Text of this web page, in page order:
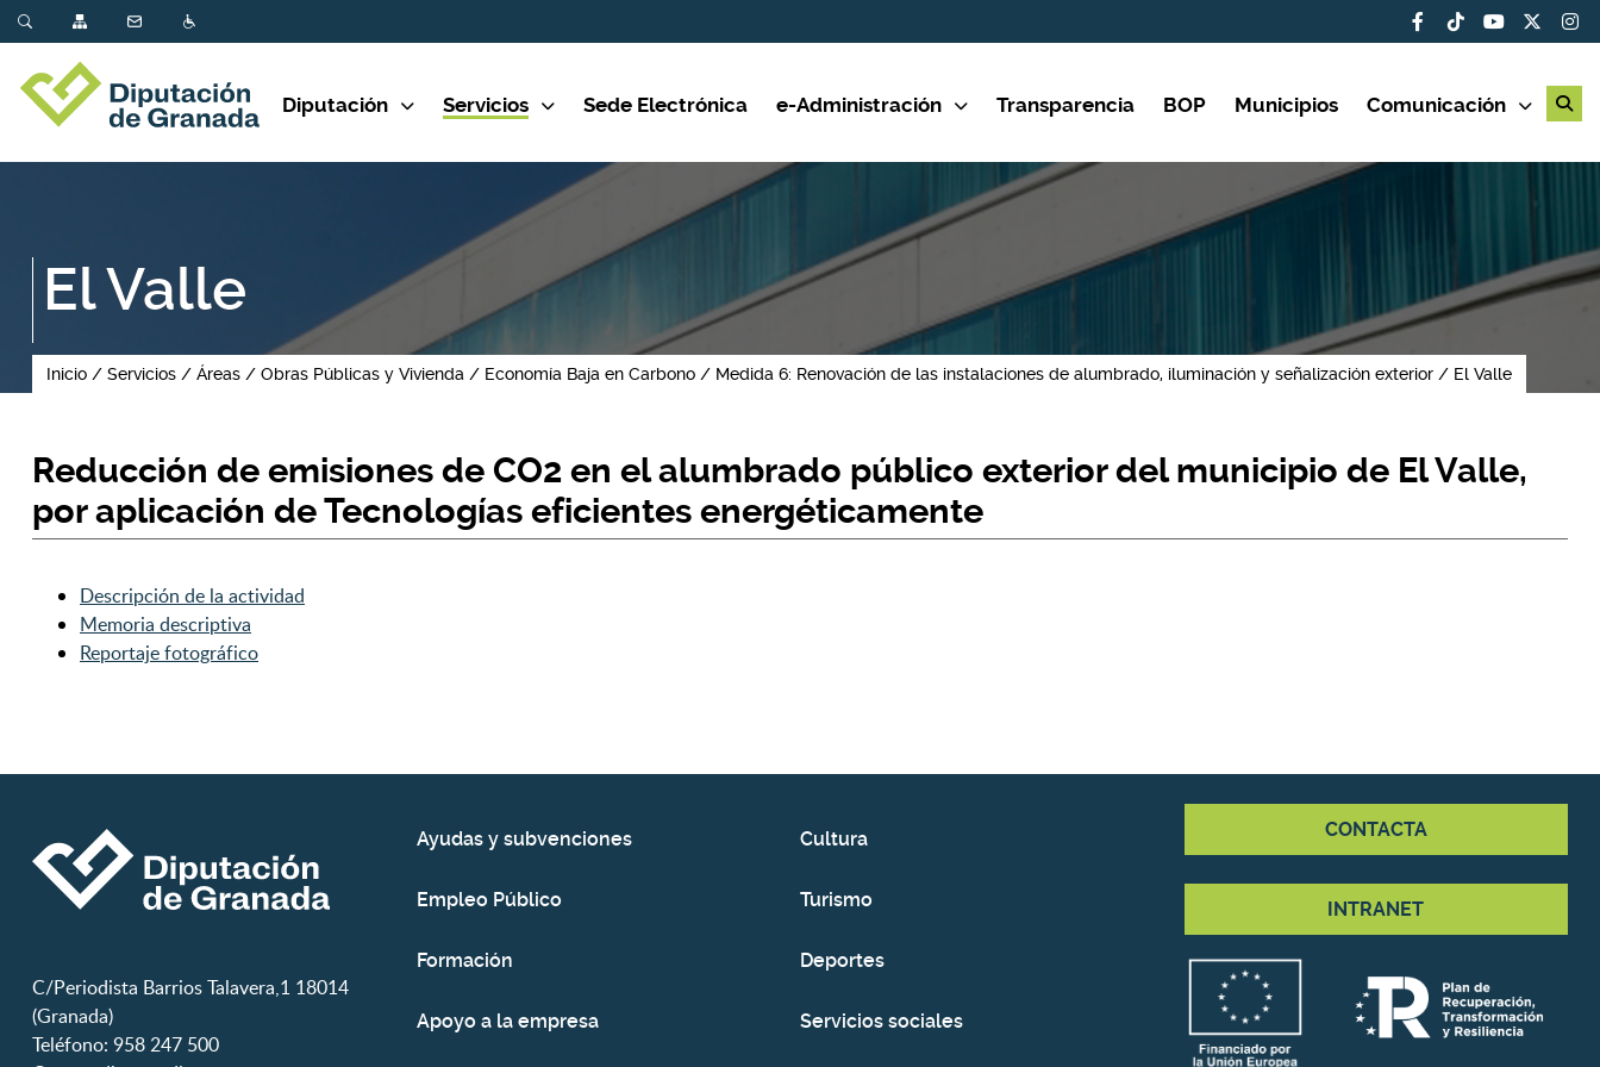
Diputación Servicios Sede Electrónica e-Administración Transparencia BOP Municipios Comunicación
El Valle
Inicio Servicios Áreas Obras Públicas y Vivienda Economía Baja en Carbono Medida 6: Renovación de las instalaciones de alumbrado, iluminación y señalización exterior El Valle
Reducción de emisiones de CO2 en el alumbrado público exterior del municipio de El Valle,
por aplicación de Tecnologías eficientes energéticamente
Descripción de la actividad
Memoria descriptiva
Reportaje fotográfico
C/Periodista Barrios Talavera,1 18014
(Granada)
Teléfono: 958 247 500
Ayudas y subvenciones
Empleo Público
Formación
Apoyo a la empresa
Cultura
Turismo
Deportes
Servicios sociales
CONTACTA
INTRANET